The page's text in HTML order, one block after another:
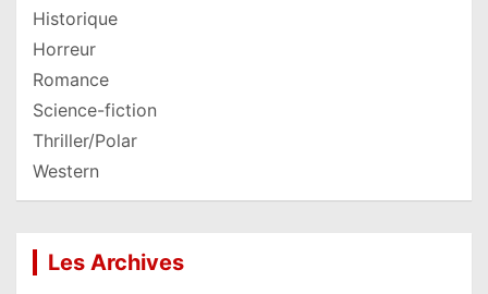
Historique
Horreur
Romance
Science-fiction
Thriller/Polar
Western
Les Archives